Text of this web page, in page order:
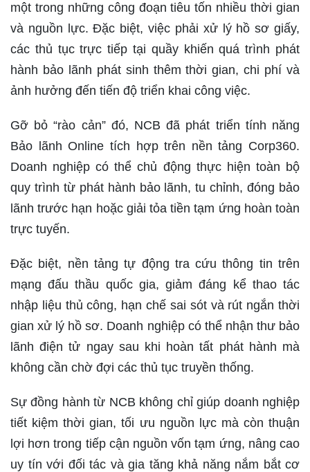
một trong những công đoạn tiêu tốn nhiều thời gian
và nguồn lực. Đặc biệt, việc phải xử lý hồ sơ giấy,
các thủ tục trực tiếp tại quầy khiến quá trình phát
hành bảo lãnh phát sinh thêm thời gian, chi phí và
ảnh hưởng đến tiến độ triển khai công việc.
Gỡ bỏ “rào cản” đó, NCB đã phát triển tính năng
Bảo lãnh Online tích hợp trên nền tảng Corp360.
Doanh nghiệp có thể chủ động thực hiện toàn bộ
quy trình từ phát hành bảo lãnh, tu chỉnh, đóng bảo
lãnh trước hạn hoặc giải tỏa tiền tạm ứng hoàn toàn
trực tuyến.
Đặc biệt, nền tảng tự động tra cứu thông tin trên
mạng đấu thầu quốc gia, giảm đáng kể thao tác
nhập liệu thủ công, hạn chế sai sót và rút ngắn thời
gian xử lý hồ sơ. Doanh nghiệp có thể nhận thư bảo
lãnh điện tử ngay sau khi hoàn tất phát hành mà
không cần chờ đợi các thủ tục truyền thống.
Sự đồng hành từ NCB không chỉ giúp doanh nghiệp
tiết kiệm thời gian, tối ưu nguồn lực mà còn thuận
lợi hơn trong tiếp cận nguồn vốn tạm ứng, nâng cao
uy tín với đối tác và gia tăng khả năng nắm bắt cơ